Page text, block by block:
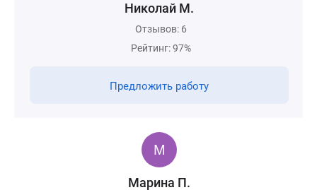
Николай М.
Отзывов: 6
Рейтинг: 97%
Предложить работу
Марина П.